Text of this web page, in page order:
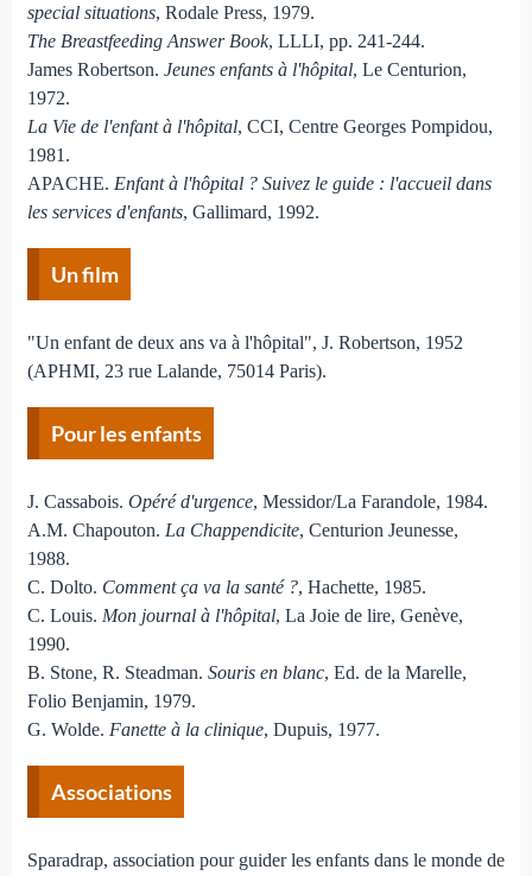
special situations, Rodale Press, 1979.
The Breastfeeding Answer Book, LLLI, pp. 241-244.
James Robertson. Jeunes enfants à l'hôpital, Le Centurion,
1972.
La Vie de l'enfant à l'hôpital, CCI, Centre Georges Pompidou,
1981.
APACHE. Enfant à l'hôpital ? Suivez le guide : l'accueil dans
les services d'enfants, Gallimard, 1992.
Un film
"Un enfant de deux ans va à l'hôpital", J. Robertson, 1952
(APHMI, 23 rue Lalande, 75014 Paris).
Pour les enfants
J. Cassabois. Opéré d'urgence, Messidor/La Farandole, 1984.
A.M. Chapouton. La Chappendicite, Centurion Jeunesse,
1988.
C. Dolto. Comment ça va la santé ?, Hachette, 1985.
C. Louis. Mon journal à l'hôpital, La Joie de lire, Genève,
1990.
B. Stone, R. Steadman. Souris en blanc, Ed. de la Marelle,
Folio Benjamin, 1979.
G. Wolde. Fanette à la clinique, Dupuis, 1977.
Associations
Sparadrap, association pour guider les enfants dans le monde de